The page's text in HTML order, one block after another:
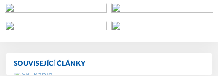
SOUVISEJÍCÍ ČLÁNKY